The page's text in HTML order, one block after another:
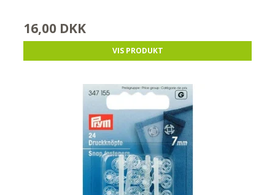
16,00 DKK
VIS PRODUKT